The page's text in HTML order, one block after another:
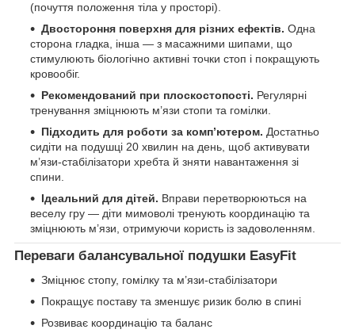
(почуття положення тіла у просторі).
Двостороння поверхня для різних ефектів. Одна
сторона гладка, інша — з масажними шипами, що
стимулюють біологічно активні точки стоп і покращують
кровообіг.
Рекомендований при плоскостопості. Регулярні
тренування зміцнюють м’язи стопи та гомілки.
Підходить для роботи за комп’ютером. Достатньо
сидіти на подушці 20 хвилин на день, щоб активувати
м’язи-стабілізатори хребта й зняти навантаження зі
спини.
Ідеальний для дітей. Вправи перетворюються на
веселу гру — діти мимоволі тренують координацію та
зміцнюють м’язи, отримуючи користь із задоволенням.
Переваги балансувальної подушки EasyFit
Зміцнює стопу, гомілку та м’язи-стабілізатори
Покращує поставу та зменшує ризик болю в спині
Розвиває координацію та баланс